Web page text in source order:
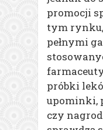
promocji
tym
pełnymi
próbki
upominki,
czy